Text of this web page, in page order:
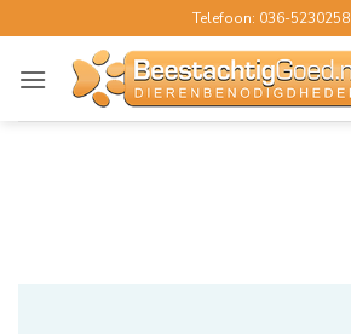
naar
inhoud
Telefoon: 036-5230258